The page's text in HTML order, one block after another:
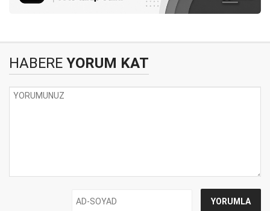
HABERE YORUM KAT